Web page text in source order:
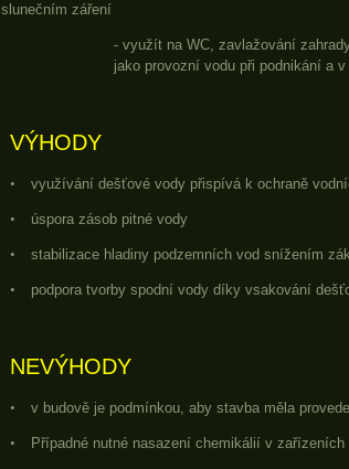
slunečním záření
- využít na WC, zavlažování
jako provozní vodu při podnikání a
VÝHODY
• využívání dešťové vody přispívá k ochraně
• úspora zásob pitné vody
• stabilizace hladiny podzemních vod snížením
• podpora tvorby spodní vody díky vsakování
NEVÝHODY
• v budově je podmínkou, aby stavba měla
• Případné nutné nasazení chemikálií v